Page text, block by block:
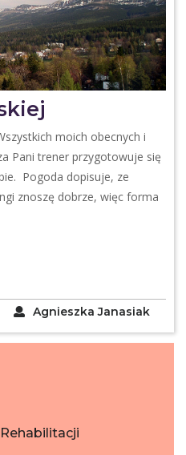
moich obecnych i
Pani trener przygotowuje się
Pogoda dopisuje, ze
znoszę dobrze, więc forma
Agnieszka Janasiak